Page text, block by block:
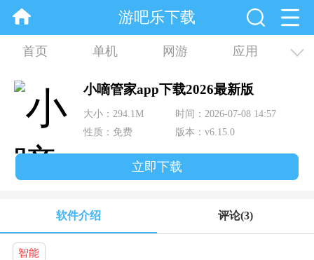
游吧乐下载
首页 单机 网游 应用
资讯 合集
小嘀管家app下载2026最新版
大小：294.1M
时间：2026-07-08 14:57
性质：免费
版本：v6.15.0
立即下载
软件介绍 评论(3)
智能